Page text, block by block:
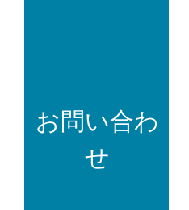
お問い合わ
せ